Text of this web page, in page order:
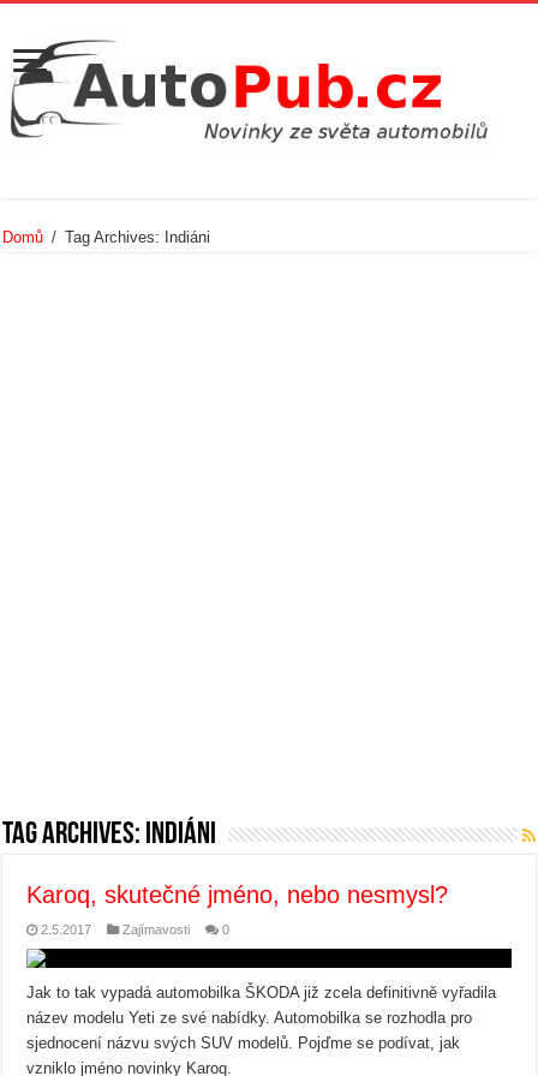
Domů / Tag Archives: Indiáni
Tag Archives: Indiáni
Karoq, skutečné jméno, nebo nesmysl?
2.5.2017 Zajímavosti 0
Jak to tak vypadá automobilka ŠKODA již zcela definitivně vyřadila
název modelu Yeti ze své nabídky. Automobilka se rozhodla pro
sjednocení názvu svých SUV modelů. Pojďme se podívat, jak
vzniklo jméno novinky Karoq.